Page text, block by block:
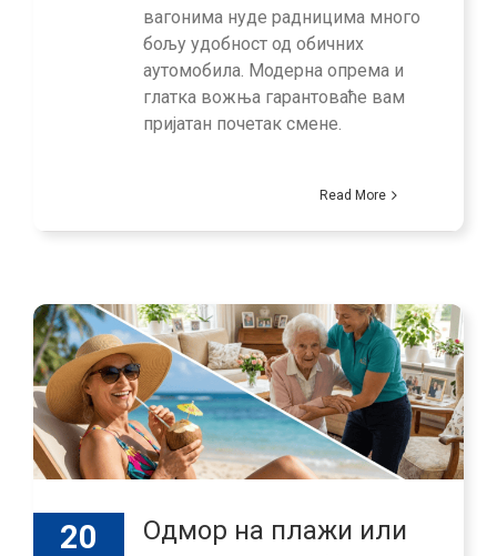
вагонима нуде радницима много
бољу удобност од обичних
аутомобила. Модерна опрема и
глатка вожња гарантоваће вам
пријатан почетак смене.
Read More
20
Одмор на плажи или